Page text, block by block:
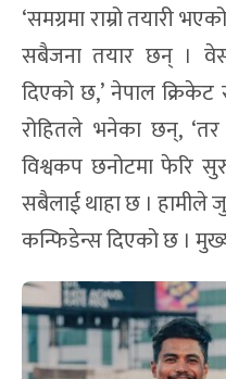
‘समग्रमा राम्रो तयारी
सबैजना तयार छन् ।
दिएको छ,’ नेपाल
रोहितले भनेका छन्,
विश्वकप छनोटमा फेरि
सबैलाई थाहा छ । हामीले
कन्फिडेन्स दिएको छ ।